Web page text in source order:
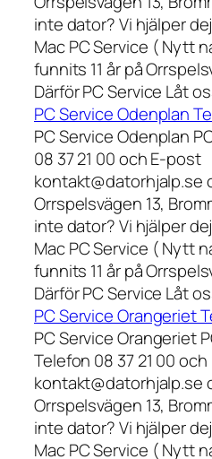
inte dator? Vi hjälper
Mac PC Service ( Nytt
funnits 11 år på
Därför PC Service Låt
PC Service Odenplan
PC Service Odenplan
08 37 21 00 och E-post
kontakt@datorhjalp.se
Orrspelsvägen 13,
inte dator? Vi hjälper
Mac PC Service ( Nytt
funnits 11 år på
Därför PC Service Låt
PC Service Orangeriet
PC Service Orangeriet
Telefon 08 37 21 00
kontakt@datorhjalp.se
Orrspelsvägen 13,
inte dator? Vi hjälper
Mac PC Service ( Nytt